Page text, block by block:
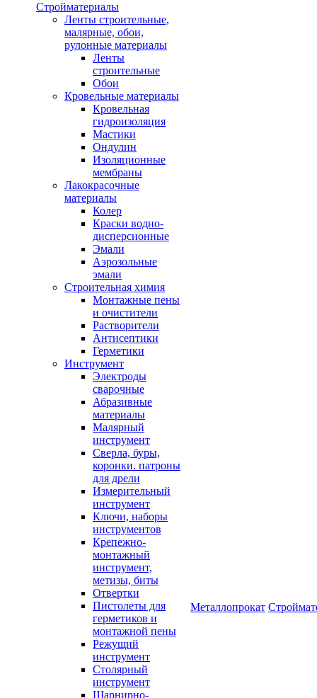
Стройматериалы
Ленты строительные,
малярные, обои,
рулонные материалы
Ленты
строительные
Обои
Кровельные материалы
Кровельная
гидроизоляция
Мастики
Ондулин
Изоляционные
мембраны
Лакокрасочные
материалы
Колер
Краски водно-
дисперсионные
Эмали
Аэрозольные
эмали
Строительная химия
Монтажные пены
и очистители
Растворители
Антисептики
Герметики
Инструмент
Электроды
сварочные
Абразивные
материалы
Малярный
инструмент
Сверла, буры,
коронки. патроны
для дрели
Измерительный
инструмент
Ключи, наборы
инструментов
Крепежно-
монтажный
инструмент,
метизы, биты
Отвертки
Пистолеты для
герметиков и
монтажной пены
Режущий
инструмент
Столярный
инструмент
Шарнирно-
Металлопрокат